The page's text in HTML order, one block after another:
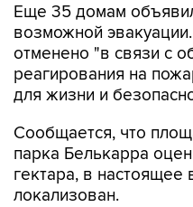
Еще 35 домам
возможной
отменено "в связи с
реагирования на
для жизни и
Сообщается, что
парка Белькарра
гектара, в настоящее
локализован.